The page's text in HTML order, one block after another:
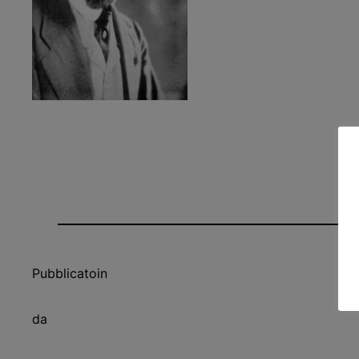
Pubblicatoin
da